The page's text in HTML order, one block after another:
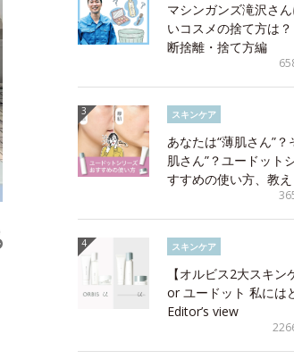
マシンガンズ滝沢さ
いコスメの捨て方は
断捨離・捨て方編
スキンケア
あなたは“薄肌さん”？
肌さん”？ユードット
すすめの使い方、教え
スキンケア
【オルビス2大スキン
or ユードット 私には
Editor’s view